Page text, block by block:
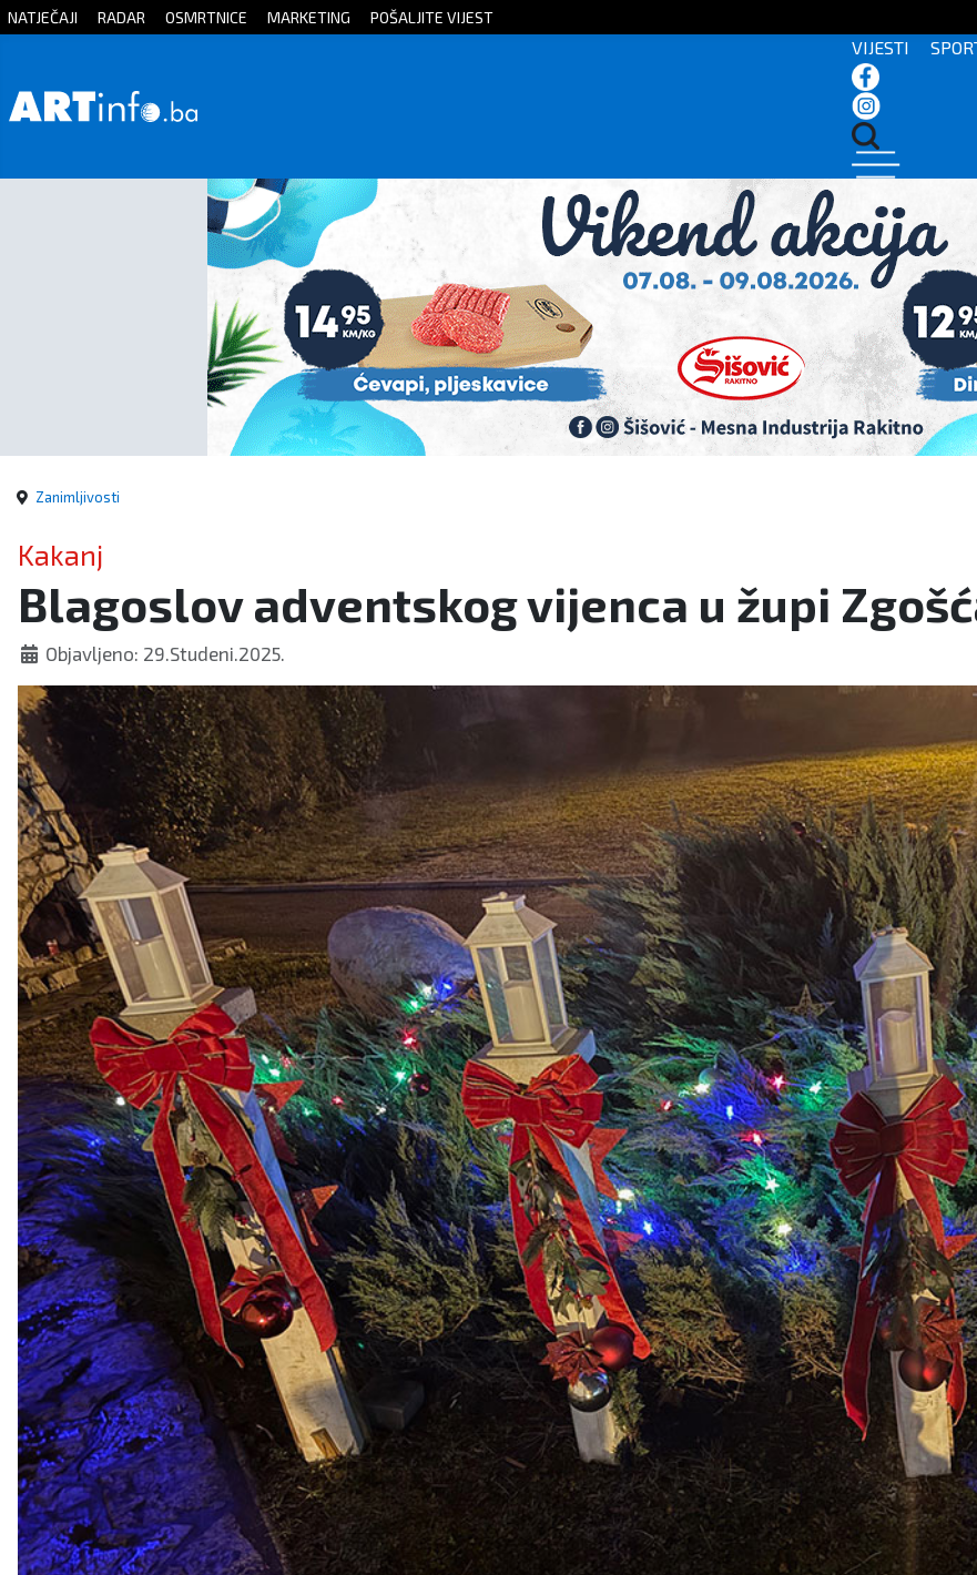
Početna
Zanimljivosti
NATJEČAJI RADAR OSMRTNICE MARKETING POŠALJITE VIJEST
VIJESTI
Zanimljivosti
Kakanj
Blagoslov adventskog vijenca u župi
Objavljeno: 29.Studeni.2025.